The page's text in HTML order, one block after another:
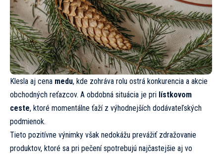
Klesla aj cena medu, kde zohráva rolu ostrá konkurencia a akcie
obchodných reťazcov. A obdobná situácia je pri lístkovom
ceste, ktoré momentálne ťaží z výhodnejších dodávateľských
podmienok.
Tieto pozitívne výnimky však nedokážu prevážiť zdražovanie
produktov, ktoré sa pri pečení spotrebujú najčastejšie aj vo